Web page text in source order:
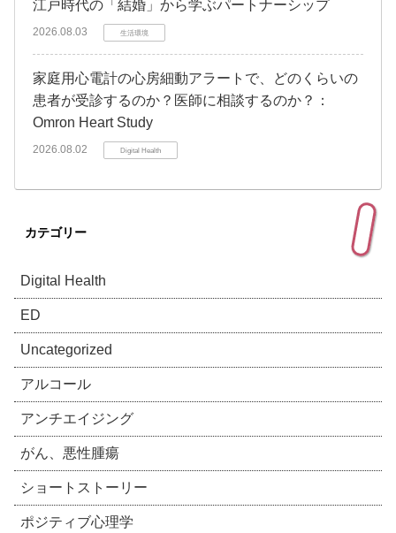
江戸時代の「結婚」から学ぶパートナーシップ
2026.08.03 生活環境
家庭用心電計の心房細動アラートで、どのくらいの
患者が受診するのか？医師に相談するのか？：
Omron Heart Study
2026.08.02 Digital Health
カテゴリー
Digital Health
ED
Uncategorized
アルコール
アンチエイジング
がん、悪性腫瘍
ショートストーリー
ポジティブ心理学